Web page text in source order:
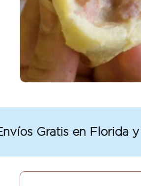
en Florida y Texas